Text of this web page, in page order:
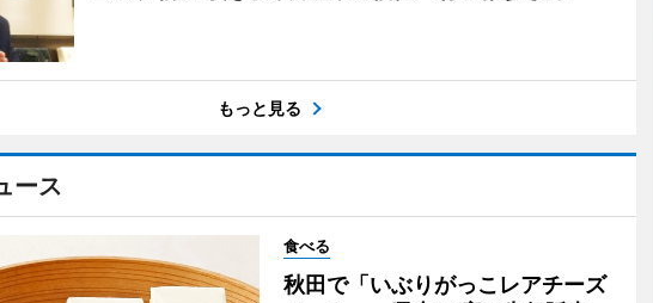
もっと見る
ース
食べる
秋田で「いぶりがっこレアチーズ